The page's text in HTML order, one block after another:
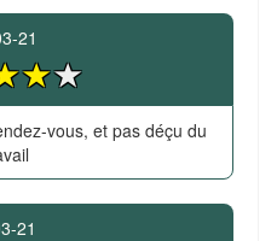
21
vous, et pas déçu du
21